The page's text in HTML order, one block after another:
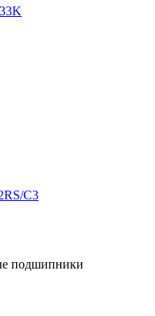
C3
подшипники